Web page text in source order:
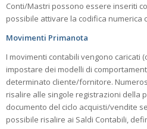
Conti/Mastri possono essere inseriti
possibile attivare la codifica numerica
Movimenti Primanota
I movimenti contabili vengono caricati
impostare dei modelli di
determinato cliente/fornitore.
risalire alle singole registrazioni della
documento del ciclo acquisti/vendite
possibile risalire ai Saldi Contabili,